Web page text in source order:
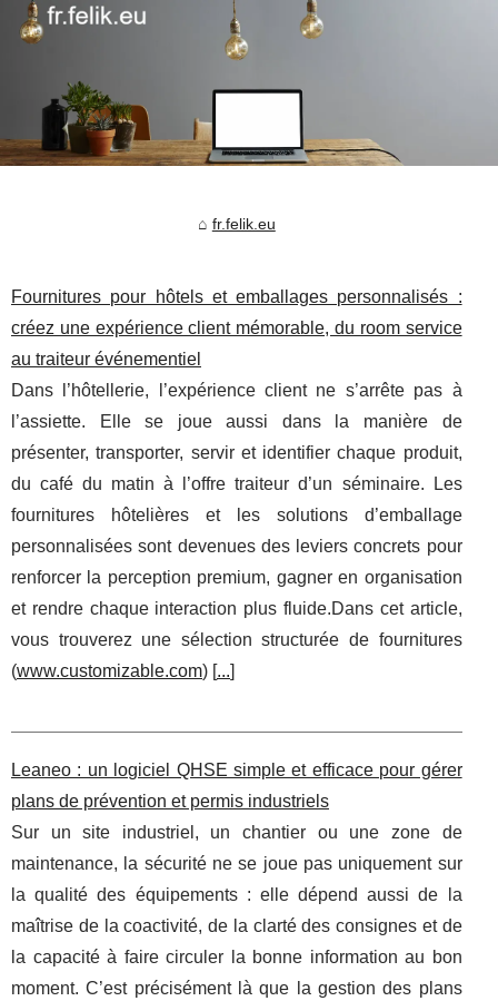
fr.felik.eu
Fournitures pour hôtels et emballages personnalisés :
créez une expérience client mémorable, du room service
au traiteur événementiel
Dans l’hôtellerie, l’expérience client ne s’arrête pas à
l’assiette. Elle se joue aussi dans la manière de
présenter, transporter, servir et identifier chaque produit,
du café du matin à l’offre traiteur d’un séminaire. Les
fournitures hôtelières et les solutions d’emballage
personnalisées sont devenues des leviers concrets pour
renforcer la perception premium, gagner en organisation
et rendre chaque interaction plus fluide.Dans cet article,
vous trouverez une sélection structurée de fournitures
(www.customizable.com) [...]
Leaneo : un logiciel QHSE simple et efficace pour gérer
plans de prévention et permis industriels
Sur un site industriel, un chantier ou une zone de
maintenance, la sécurité ne se joue pas uniquement sur
la qualité des équipements : elle dépend aussi de la
maîtrise de la coactivité, de la clarté des consignes et de
la capacité à faire circuler la bonne information au bon
moment. C’est précisément là que la gestion des plans